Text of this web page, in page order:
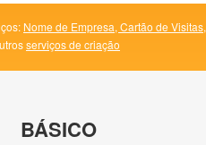
Nome de Empresa, Cartão de Visitas,
serviços de criação
BÁSICO